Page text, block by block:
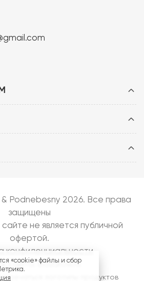
Podnebesny 2026. Все права
защищены
не является публичной
офертой.
конфиденциальности
сайта:bazarow.ru
логотипы продуктов
«cookie» файлы и сбор